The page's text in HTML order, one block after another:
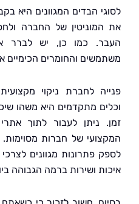
הבדים המגוונים היא בקבוק
של החברה ולחפש
כמו כן, יש לברר את
והחומרים הכימיים אם
לחברת ניקוי מקצועית
מתקדמים היא משהו שיכול להוביל
ניתן לעבור לתוך אתרי דיגיטל
של חברות מסוימות. חברה
פתרונות מגוונים לצרכי
ושירות ברמה הגבוהה ביותר.